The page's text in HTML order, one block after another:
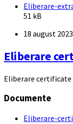
Eliberare-
51 kB
18 august 2023
Eliberare
Eliberare certificate
Documente
Eliberare-